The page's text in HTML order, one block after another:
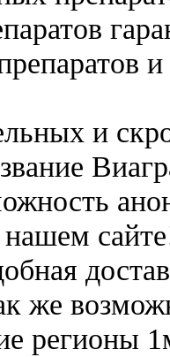
и
нашем
же
регионы